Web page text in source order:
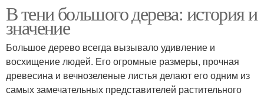
В тени большого дерева: история и
значение
Большое дерево всегда вызывало удивление и
восхищение людей. Его огромные размеры, прочная
древесина и вечнозеленые листья делают его одним из
самых замечательных представителей растительного